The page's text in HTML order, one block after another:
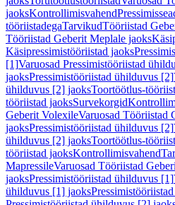
jaoksKontrollimisvahend
tööriistadegaTarvikudTööriistad
Tööriistad Geberit Meplale jaoks
Käsipressimistööriistad jaoks
[1]Varuosad Pressimistööriistad
jaoksPressimistööriistad ühilduvus [2]
ühilduvus [2] jaoksToortöötlus-
tööriistad jaoksSurvekorgid
Geberit VolexileVaruosad Tööriistad
jaoksPressimistööriistad ühilduvus [2]
ühilduvus [2] jaoksToortöötlus-
tööriistad jaoksKontrollimisvahend
MapressileVaruosad Tööriistad
jaoksPressimistööriistad ühilduvus [1]
ühilduvus [1] jaoks